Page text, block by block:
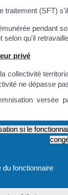
traitement (SFT)
pendant
selon qu'il
privé
collectivité
ne dépasse
versée
si le
du fonctionnaire